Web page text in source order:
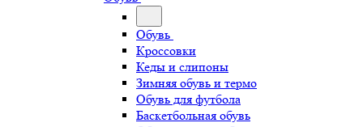
Обувь
Кроссовки
Кеды и слипоны
Зимняя обувь и термо
Обувь для футбола
Баскетбольная обувь